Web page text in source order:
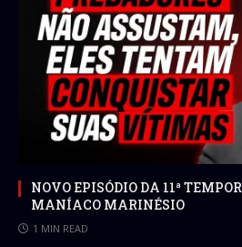
NOVO EPISÓDIO DA 11ª
MANÍACO MARINÉSIO
1 MIN READ